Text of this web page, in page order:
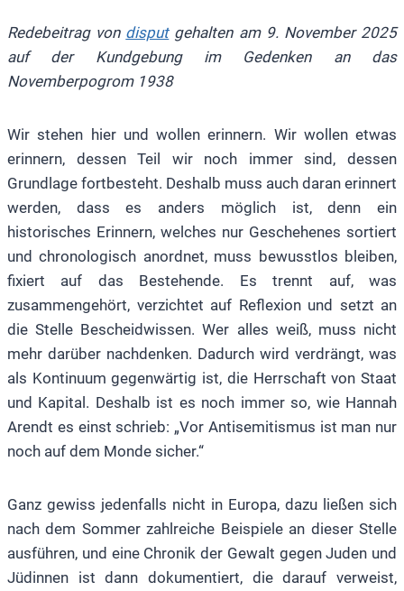
Redebeitrag von disputgehalten am 9. November 2025
auf der Kundgebung im Gedenken an das
Novemberpogrom 1938
Wir stehen hier und wollen erinnern. Wir wollen etwas
erinnern, dessen Teil wir noch immer sind, dessen
Grundlage fortbesteht. Deshalb muss auch daran erinnert
werden, dass es anders möglich ist, denn ein
historisches Erinnern, welches nur Geschehenes sortiert
und chronologisch anordnet, muss bewusstlos bleiben,
fixiert auf das Bestehende. Es trennt auf, was
zusammengehört, verzichtet auf Reflexion und setzt an
die Stelle Bescheidwissen. Wer alles weiß, muss nicht
mehr darüber nachdenken. Dadurch wird verdrängt, was
als Kontinuum gegenwärtig ist, die Herrschaft von Staat
und Kapital. Deshalb ist es noch immer so, wie Hannah
Arendt es einst schrieb: „Vor Antisemitismus ist man nur
noch auf dem Monde sicher.“
Ganz gewiss jedenfalls nicht in Europa, dazu ließen sich
nach dem Sommer zahlreiche Beispiele an dieser Stelle
ausführen, und eine Chronik der Gewalt gegen Juden und
Jüdinnen ist dann dokumentiert, die darauf verweist,